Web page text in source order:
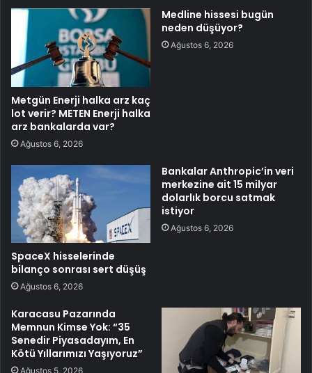
Metgün Enerji halka arz kaç
lot verir? METEN Enerji halka
arz bankalarda var?
Ağustos 6, 2026
Medline hissesi bugün
neden düşüyor?
Ağustos 6, 2026
SpaceX hisselerinde
bilanço sonrası sert düşüş
Ağustos 6, 2026
Bankalar Anthropic’in veri
merkezine ait 15 milyar
dolarlık borcu satmak
istiyor
Ağustos 6, 2026
Karacasu Pazarında
Memnun Kimse Yok: “35
Senedir Piyasadayım, En
Kötü Yıllarımızı Yaşıyoruz”
Ağustos 5, 2026